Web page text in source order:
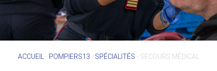
ACCUEIL - POMPIERS13 - SPÉCIALITÉS - SECOURS MÉDICAL